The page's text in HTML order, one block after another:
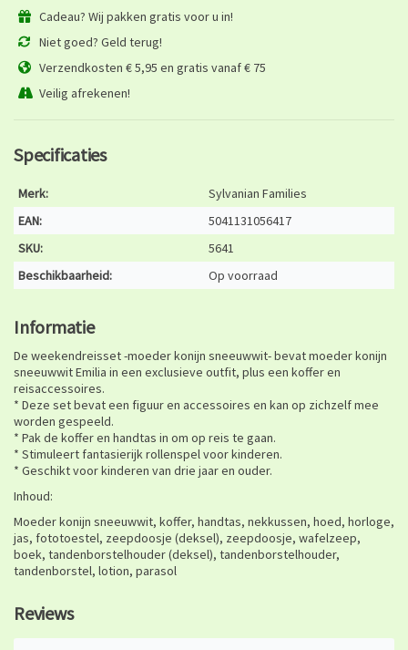
Cadeau? Wij pakken gratis voor u in!
Niet goed? Geld terug!
Verzendkosten € 5,95 en gratis vanaf € 75
Veilig afrekenen!
Specificaties
Merk:
Sylvanian Families
EAN:
5041131056417
SKU:
5641
Beschikbaarheid:
Op voorraad
Informatie
De weekendreisset -moeder konijn sneeuwwit- bevat moeder konijn
sneeuwwit Emilia in een exclusieve outfit, plus een koffer en
reisaccessoires.
* Deze set bevat een figuur en accessoires en kan op zichzelf mee
worden gespeeld.
* Pak de koffer en handtas in om op reis te gaan.
* Stimuleert fantasierijk rollenspel voor kinderen.
* Geschikt voor kinderen van drie jaar en ouder.
Inhoud:
Moeder konijn sneeuwwit, koffer, handtas, nekkussen, hoed, horloge,
jas, fototoestel, zeepdoosje (deksel), zeepdoosje, wafelzeep,
boek, tandenborstelhouder (deksel), tandenborstelhouder,
tandenborstel, lotion, parasol
Reviews